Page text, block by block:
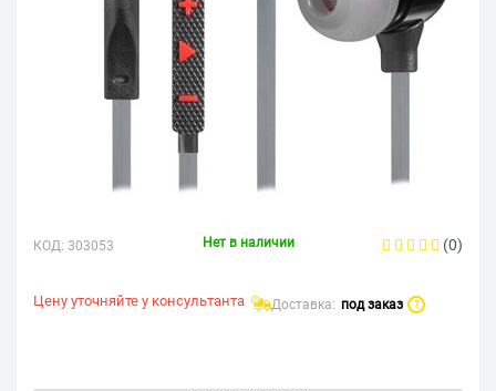
КОД: 303053 Нет в наличии (0)
Цену уточняйте у консультанта Доставка: под заказ ?